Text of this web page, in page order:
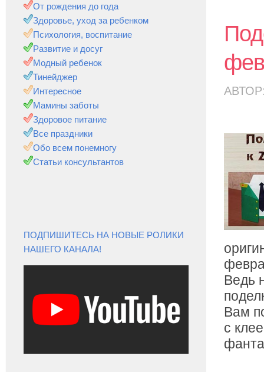
Ведь
Вам
с
От рождения до года
Здоровье, уход за ребенком
Психология, воспитание
Развитие и досуг
Модный ребенок
Тинейджер
Интересное
Мамины заботы
Здоровое питание
Все праздники
Обо всем понемногу
Статьи консультантов
ПОДПИШИТЕСЬ НА НОВЫЕ РОЛИКИ
НАШЕГО КАНАЛА!